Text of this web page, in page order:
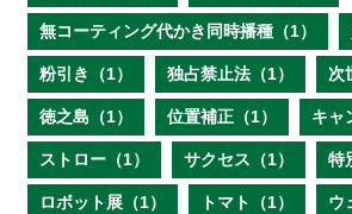
無コーティング代かき同時播種（1）
粉引き（1） 独占禁止法（1） 次
徳之島（1） 位置補正（1） キャ
ストロー（1） サクセス（1） 特
ロボット展（1） トマト（1） ウ